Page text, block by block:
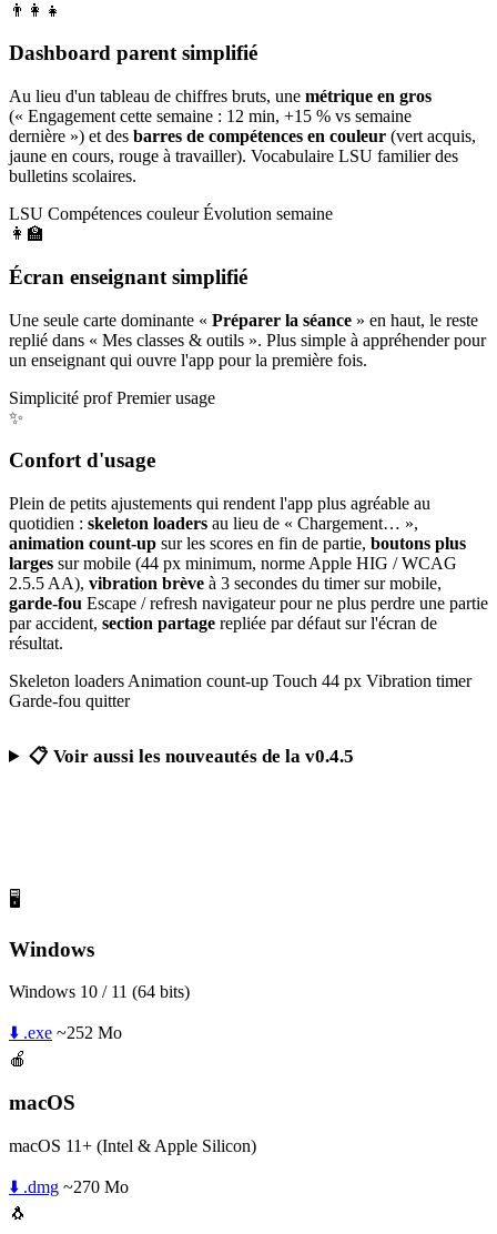
👨‍👩‍👧
Dashboard parent simplifié
Au lieu d'un tableau de chiffres bruts, une métrique en gros
(« Engagement cette semaine : 12 min, +15 % vs semaine
dernière ») et des barres de compétences en couleur (vert acquis,
jaune en cours, rouge à travailler). Vocabulaire LSU familier des
bulletins scolaires.
LSU Compétences couleur Évolution semaine
👩‍🏫
Écran enseignant simplifié
Une seule carte dominante « Préparer la séance » en haut, le reste
replié dans « Mes classes & outils ». Plus simple à appréhender pour
un enseignant qui ouvre l'app pour la première fois.
Simplicité prof Premier usage
✨
Confort d'usage
Plein de petits ajustements qui rendent l'app plus agréable au
quotidien : skeleton loaders au lieu de « Chargement… »,
animation count-up sur les scores en fin de partie, boutons plus
larges sur mobile (44 px minimum, norme Apple HIG / WCAG
2.5.5 AA), vibration brève à 3 secondes du timer sur mobile,
garde-fou Escape / refresh navigateur pour ne plus perdre une partie
par accident, section partage repliée par défaut sur l'écran de
résultat.
Skeleton loaders Animation count-up Touch 44 px Vibration timer
Garde-fou quitter
📋 Voir aussi les nouveautés de la v0.4.5
🖥️
Windows
Windows 10 / 11 (64 bits)
⬇️ .exe ~252 Mo
🍎
macOS
macOS 11+ (Intel & Apple Silicon)
⬇️ .dmg ~270 Mo
🐧